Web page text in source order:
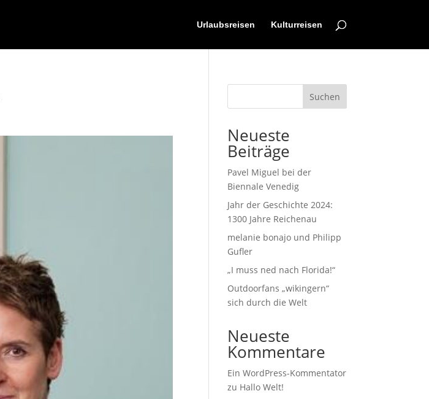
Urlaubsreisen Kulturreisen
Suchen
Neueste
Beiträge
Pavel Miguel bei der
Biennale Venedig
Jahr der Geschichte 2024:
1300 Jahre Reichenau
melanie bonajo und Philipp
Gufler
„I muss ned nach Florida!“
Outdoorfans „wikingern“
sich durch die Welt
Neueste
Kommentare
Ein WordPress-Kommentator
zu Hallo Welt!